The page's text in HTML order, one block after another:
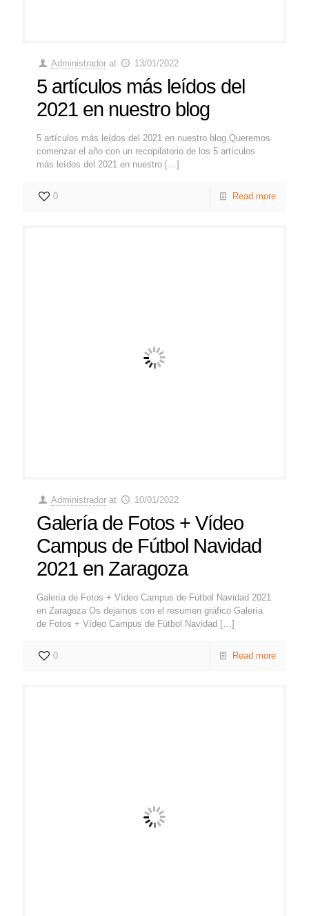
Administrador at 13/01/2022
5 artículos más leídos del
2021 en nuestro blog
5 artículos más leídos del 2021 en nuestro blog Queremos
comenzar el año con un recopilatorio de los 5 artículos
más leídos del 2021 en nuestro […]
0 Read more
Administrador at 10/01/2022
Galería de Fotos + Vídeo
Campus de Fútbol Navidad
2021 en Zaragoza
Galería de Fotos + Vídeo Campus de Fútbol Navidad 2021
en Zaragoza Os dejamos con el resumen gráfico Galería
de Fotos + Vídeo Campus de Fútbol Navidad […]
0 Read more